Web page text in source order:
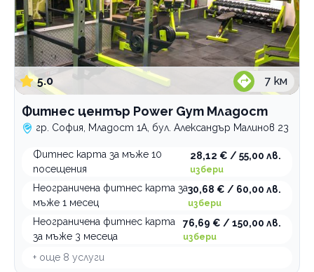
5.0 7 км
Фитнес център Power Gym Младост
гр. София, Младост 1А, бул. Александър Малинов 23
Фитнес карта за мъже 10
посещения
28,12 € / 55,00 лв.
избери
Неограничена фитнес карта за
мъже 1 месец
30,68 € / 60,00 лв.
избери
Неограничена фитнес карта
за мъже 3 месеца
76,69 € / 150,00 лв.
избери
+ още 8 услуги